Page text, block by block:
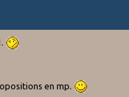
en mp.